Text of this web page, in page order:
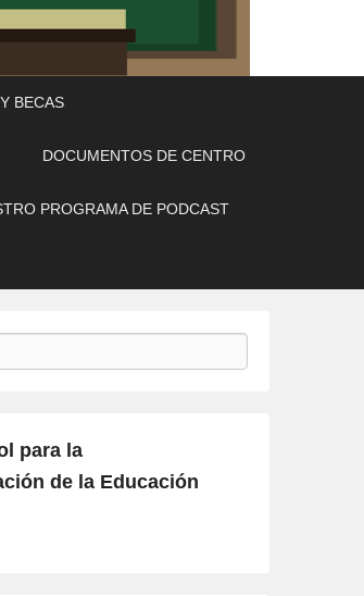
BECAS
DOCUMENTOS DE CENTRO
PROGRAMA DE PODCAST
para la
de la Educación